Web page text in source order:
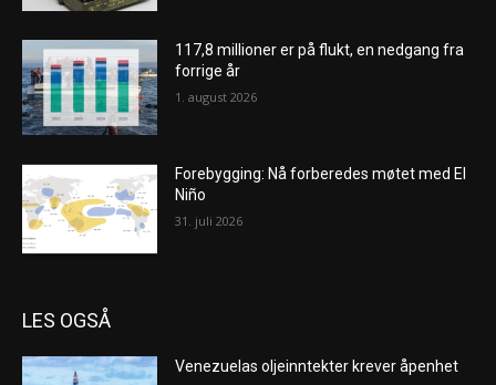
117,8 millioner er på flukt, en nedgang fra
forrige år
1. august 2026
Forebygging: Nå forberedes møtet med El
Niño
31. juli 2026
LES OGSÅ
Venezuelas oljeinntekter krever åpenhet